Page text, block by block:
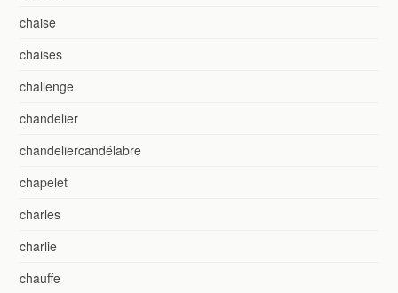
chaise
chaises
challenge
chandelier
chandeliercandélabre
chapelet
charles
charlie
chauffe